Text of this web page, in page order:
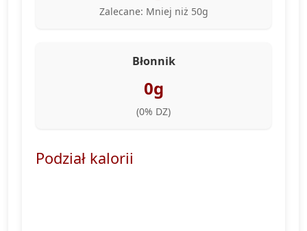
Zalecane: Mniej niż 50g
Błonnik
0g
(0% DZ)
Podział kalorii